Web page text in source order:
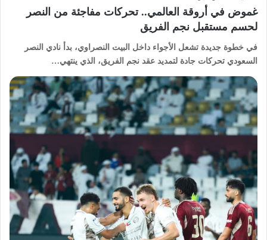
غموض في أروقة العالمي.. تحركات مفاجئة من النصر
لحسم مستقبل نجم الفريق
في خطوة جديدة تشعل الأجواء داخل البيت النصراوي، بدأ نادي النصر
السعودي تحركات جادة لتمديد عقد نجم الفريق، الذي ينتهي…